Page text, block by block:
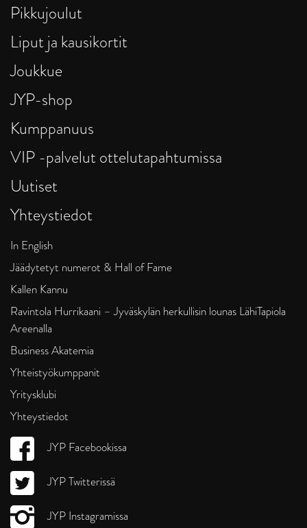
Pikkujoulut
Liput ja kausikortit
Joukkue
JYP-shop
Kumppanuus
VIP -palvelut ottelutapahtumissa
Uutiset
Yhteystiedot
In English
Jäädytetyt numerot & Hall of Fame
Kallen Kannu
Ravintola Hurrikaani – Jyväskylän herkullisin lounas LähiTapiola
Areenalla
Business Akatemia
Yhteistyökumppanit
Yritysklubi
Yhteystiedot
JYP Facebookissa
JYP Twitterissä
JYP Instagramissa